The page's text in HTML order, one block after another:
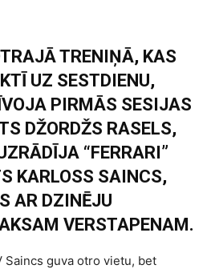
TRENIŅĀ, KAS
UZ SESTDIENU,
PIRMĀS SESIJAS
DŽORDŽS RASELS,
“FERRARI”
KARLOSS SAINCS,
AR DZINĒJU
VERSTAPENAM.
Saincs guva otro vietu, bet